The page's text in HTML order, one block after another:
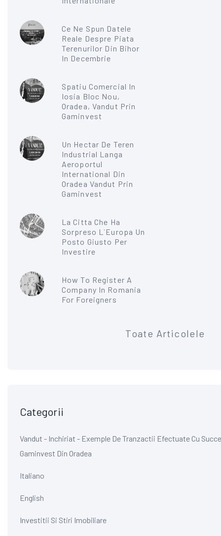
Ce Ne Spun Datele
Reale Despre Piata
Terenurilor Din Bihor
In Decembrie
Spatiu Comercial In
Iosia Bloc Nou,
Oradea, Vandut Prin
Gaminvest
Un Hectar De Teren
Industrial Langa
Aeroportul
International Din
Oradea Vandut Prin
Gaminvest
La Citta Che Ha
Sorpreso L`Europa Un
Posto Giusto Per
Investire
How To Register A
Company In Romania
For Foreigners
Toate Articolele
Categorii
Vandut - Inchiriat - Exemple De Tranzactii Efectuate Cu
Gaminvest Din Oradea
Italiano
English
Investitii Si Stiri Imobiliare